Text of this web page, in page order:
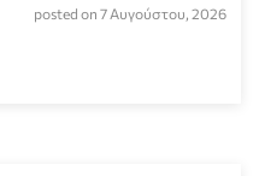
posted on 7 Αυγούστου, 2026